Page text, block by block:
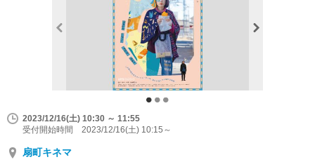
2023/12/16(土) 10:30 ～ 11:55
受付開始時間 2023/12/16(土) 10:15～
扇町キネマ